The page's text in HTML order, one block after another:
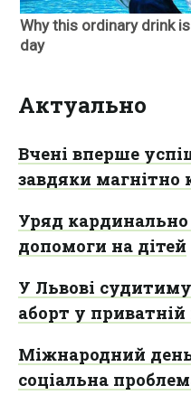
Актуально
Вчені вперше
завдяки магнітно
Уряд
допомоги на дітей
У Львові
аборт у приватній
Міжнародний
соціальна